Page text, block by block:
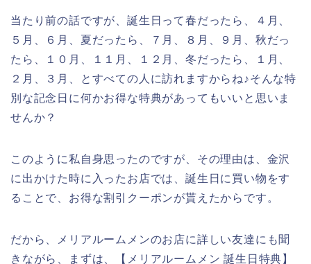
当たり前の話ですが、誕生日って春だったら、４月、
５月、６月、夏だったら、７月、８月、９月、秋だっ
たら、１０月、１１月、１２月、冬だったら、１月、
２月、３月、とすべての人に訪れますからね♪そんな特
別な記念日に何かお得な特典があってもいいと思いま
せんか？
このように私自身思ったのですが、その理由は、金沢
に出かけた時に入ったお店では、誕生日に買い物をす
ることで、お得な割引クーポンが貰えたからです。
だから、メリアルームメンのお店に詳しい友達にも聞
きながら、まずは、【メリアルームメン 誕生日特典】